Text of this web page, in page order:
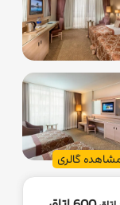
گالری